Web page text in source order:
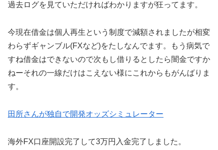
過去ログを見ていただければわかりますが狂ってます。
今現在借金は個人再生という制度で減額されましたが相変
わらずギャンブル(FXなど)をたしなんでます。もう病気で
すね借金はできないので次もし借りるとしたら闇金ですか
ねーそれの一線だけはこえない様にこれからもがんばりま
す。
田所さんが独自で開発オッズシミュレーター
海外FX口座開設完了して3万円入金完了しました。